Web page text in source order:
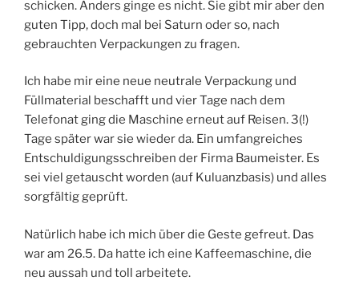
schicken. Anders ginge es nicht. Sie gibt mir aber den
guten Tipp, doch mal bei Saturn oder so, nach
gebrauchten Verpackungen zu fragen.
Ich habe mir eine neue neutrale Verpackung und
Füllmaterial beschafft und vier Tage nach dem
Telefonat ging die Maschine erneut auf Reisen. 3(!)
Tage später war sie wieder da. Ein umfangreiches
Entschuldigungsschreiben der Firma Baumeister. Es
sei viel getauscht worden (auf Kuluanzbasis) und alles
sorgfältig geprüft.
Natürlich habe ich mich über die Geste gefreut. Das
war am 26.5. Da hatte ich eine Kaffeemaschine, die
neu aussah und toll arbeitete.